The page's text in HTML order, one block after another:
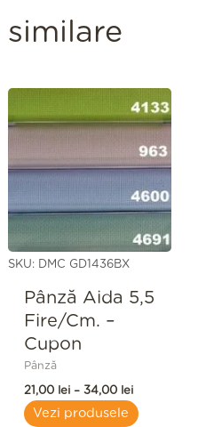
similare
SKU: DMC GD1436BX
Pânză Aida 5,5
Fire/cm. –
Cupon
Pânză
21,00 lei – 34,00 lei
Interval
de
prețuri:
până
la
Vezi produsele